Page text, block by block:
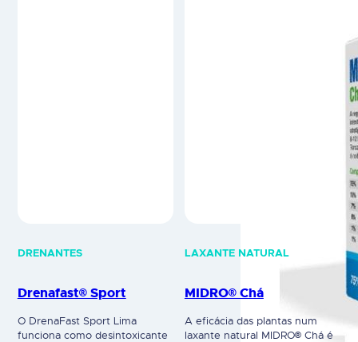
DRENANTES
Drenafast® Sport
O DrenaFast Sport Lima
funciona como desintoxicante
LAXANTE NATURAL
MIDRO® Chá
A eficácia das plantas num
laxante natural MIDRO® Chá é